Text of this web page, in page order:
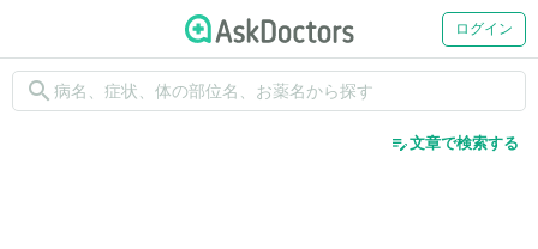
ログイン
search
edit_note文章で検索する